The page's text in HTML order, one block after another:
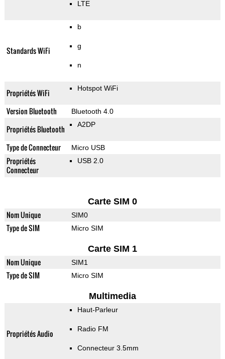
LTE
Standards WiFi
b
g
n
Propriétés WiFi Hotspot WiFi
Version Bluetooth Bluetooth 4.0
Propriétés Bluetooth A2DP
Type de Connecteur Micro USB
Propriétés
Connecteur
USB 2.0
Carte SIM 0
Nom Unique SIM0
Type de SIM Micro SIM
Carte SIM 1
Nom Unique SIM1
Type de SIM Micro SIM
Multimedia
Propriétés Audio
Haut-Parleur
Radio FM
Connecteur 3.5mm